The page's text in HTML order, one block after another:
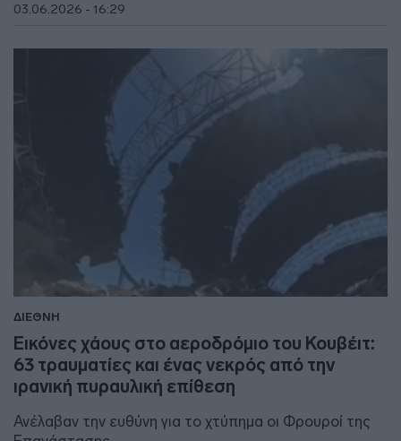
03.06.2026 - 16:29
ΔΙΕΘΝΗ
Εικόνες χάους στο αεροδρόμιο του Κουβέιτ:
63 τραυματίες και ένας νεκρός από την
ιρανική πυραυλική επίθεση
Ανέλαβαν την ευθύνη για το χτύπημα οι Φρουροί της